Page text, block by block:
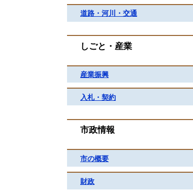
道路・河川・交通
しごと・産業
産業振興
入札・契約
市政情報
市の概要
財政